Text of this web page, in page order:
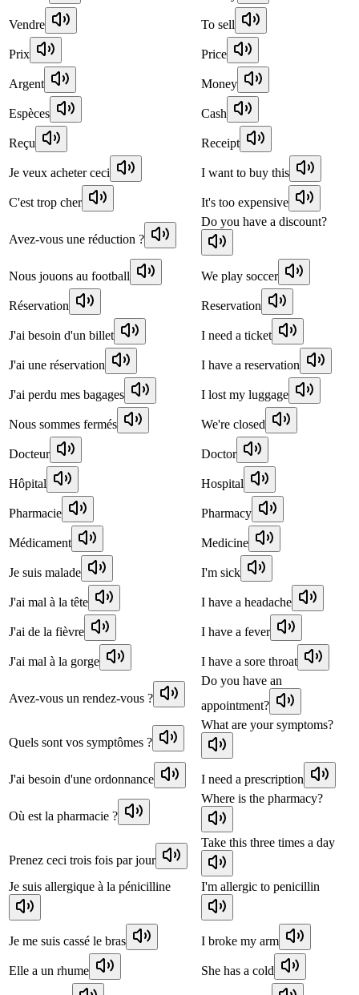
Vendre To sell
Prix Price
Argent Money
Espèces Cash
Reçu Receipt
Je veux acheter ceci I want to buy this
C'est trop cher It's too expensive
Avez-vous une réduction ?
Do you have a discount?
Nous jouons au football We play soccer
Réservation Reservation
J'ai besoin d'un billet I need a ticket
J'ai une réservation I have a reservation
J'ai perdu mes bagages I lost my luggage
Nous sommes fermés We're closed
Docteur Doctor
Hôpital Hospital
Pharmacie Pharmacy
Médicament Medicine
Je suis malade I'm sick
J'ai mal à la tête I have a headache
J'ai de la fièvre I have a fever
J'ai mal à la gorge I have a sore throat
Avez-vous un rendez-vous ?
Do you have an
appointment?
Quels sont vos symptômes ?
What are your symptoms?
J'ai besoin d'une ordonnance I need a prescription
Où est la pharmacie ?
Where is the pharmacy?
Prenez ceci trois fois par jour
Take this three times a day
Je suis allergique à la pénicilline I'm allergic to penicillin
Je me suis cassé le bras I broke my arm
Elle a un rhume She has a cold